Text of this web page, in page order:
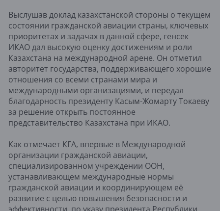
Выслушав доклад казахстанской стороны о текущем
состоянии гражданской авиации страны, ключевых
приоритетах и задачах в данной сфере, генсек
ИКАО дал высокую оценку достижениям и роли
Казахстана на международной арене. Он отметил
авторитет государства, поддерживающего хорошие
отношения со всеми странами мира и
международными организациями, и передал
благодарность президенту Касым-Жомарту Токаеву
за решение открыть постоянное
представительство Казахстана при ИКАО.
Как отмечает КГА, впервые в Международной
организации гражданской авиации,
специализированном учреждении ООН,
устанавливающем международные нормы
гражданской авиации и координирующем её
развитие с целью повышения безопасности и
эффективности, по указу президента Республики